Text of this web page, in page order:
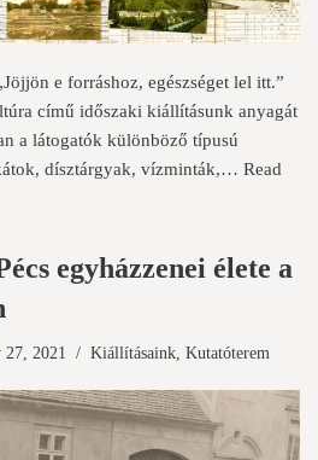
e forráshoz, egészséget lel itt.”
című időszaki kiállításunk anyagát
a látogatók különböző típusú
dísztárgyak, vízminták,… Read
egyházzenei élete a
27, 2021 Kiállításaink, Kutatóterem